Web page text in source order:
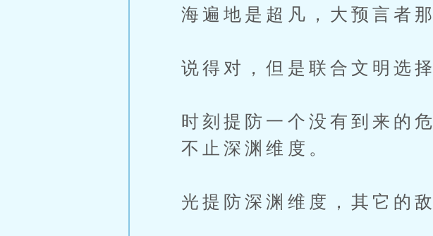
海遍地是超凡，大预言者
说得对，但是联合文明选
时刻提防一个没有到来的
不止深渊维度。
光提防深渊维度，其它的